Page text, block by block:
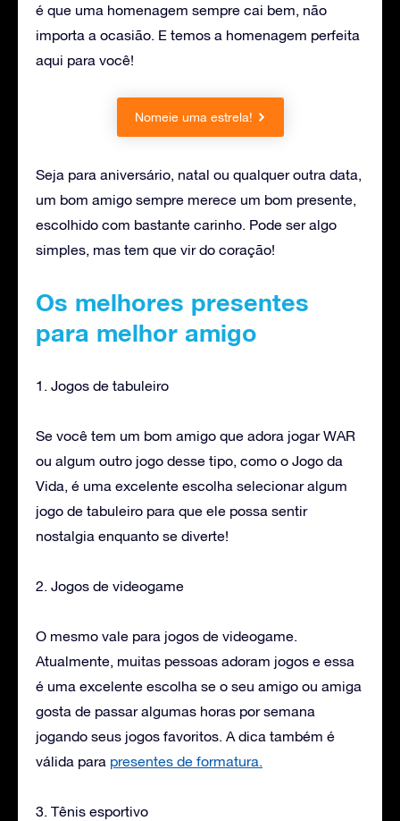
é que uma homenagem sempre cai bem, não
importa a ocasião. E temos a homenagem perfeita
aqui para você!
Nomeie uma estrela!
Seja para aniversário, natal ou qualquer outra data,
um bom amigo sempre merece um bom presente,
escolhido com bastante carinho. Pode ser algo
simples, mas tem que vir do coração!
Os melhores presentes
para melhor amigo
1. Jogos de tabuleiro
Se você tem um bom amigo que adora jogar WAR
ou algum outro jogo desse tipo, como o Jogo da
Vida, é uma excelente escolha selecionar algum
jogo de tabuleiro para que ele possa sentir
nostalgia enquanto se diverte!
2. Jogos de videogame
O mesmo vale para jogos de videogame.
Atualmente, muitas pessoas adoram jogos e essa
é uma excelente escolha se o seu amigo ou amiga
gosta de passar algumas horas por semana
jogando seus jogos favoritos. A dica também é
válida para presentes de formatura.
3. Tênis esportivo